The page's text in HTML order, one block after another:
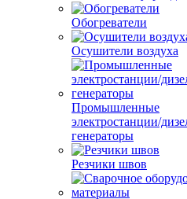
Обогреватели
Осушители воздуха
Промышленные
электростанции/
генераторы
Резчики швов